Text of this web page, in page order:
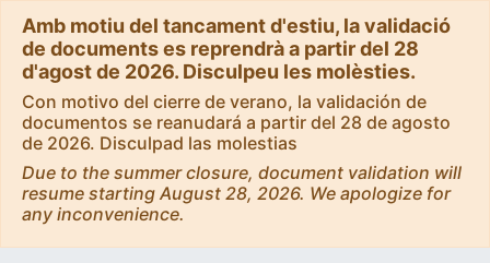
Amb motiu del tancament d'estiu, la validació
de documents es reprendrà a partir del 28
d'agost de 2026. Disculpeu les molèsties.
Con motivo del cierre de verano, la validación de
documentos se reanudará a partir del 28 de agosto
de 2026. Disculpad las molestias
Due to the summer closure, document validation will
resume starting August 28, 2026. We apologize for
any inconvenience.